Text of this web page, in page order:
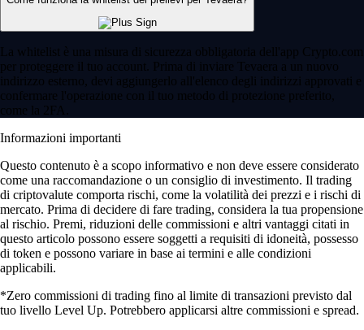
La whitelist è una misura di sicurezza obbligatoria dell'app Crypto.com
per proteggere il tuo account. Prima di inviare Tevaera a un nuovo
indirizzo esterno, devi aggiungerlo all'elenco degli indirizzi approvati e
confermare l'operazione con il tuo metodo di protezione preferito,
come la 2FA.
Informazioni importanti
Questo contenuto è a scopo informativo e non deve essere considerato
come una raccomandazione o un consiglio di investimento. Il trading
di criptovalute comporta rischi, come la volatilità dei prezzi e i rischi di
mercato. Prima di decidere di fare trading, considera la tua propensione
al rischio. Premi, riduzioni delle commissioni e altri vantaggi citati in
questo articolo possono essere soggetti a requisiti di idoneità, possesso
di token e possono variare in base ai termini e alle condizioni
applicabili.
*Zero commissioni di trading fino al limite di transazioni previsto dal
tuo livello Level Up. Potrebbero applicarsi altre commissioni e spread.